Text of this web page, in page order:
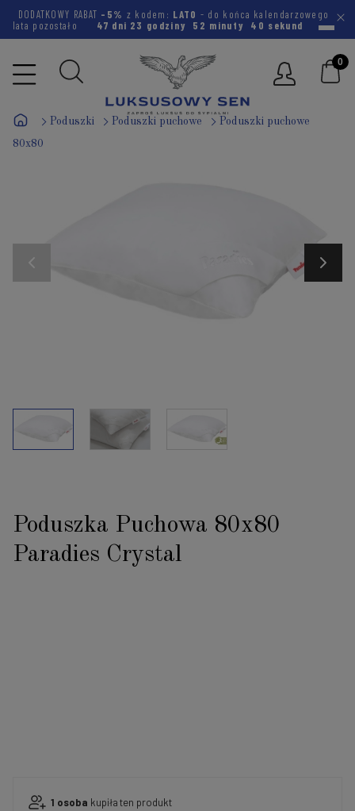
DODATKOWY RABAT -5% z kodem: LATO - do końca kalendarzowego
lata pozostało
47 dni 23 godziny 52 minuty 39 sekund
Poduszki Poduszki puchowe Poduszki puchowe
80x80
Poduszka Puchowa 80x80
Paradies Crystal
1 osoba kupiłaten produkt